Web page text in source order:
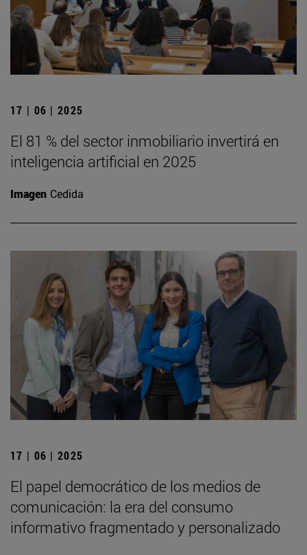
17 | 06 | 2025
El 81 % del sector inmobiliario invertirá en
inteligencia artificial en 2025
Imagen Cedida
17 | 06 | 2025
El papel democrático de los medios de
comunicación: la era del consumo
informativo fragmentado y personalizado